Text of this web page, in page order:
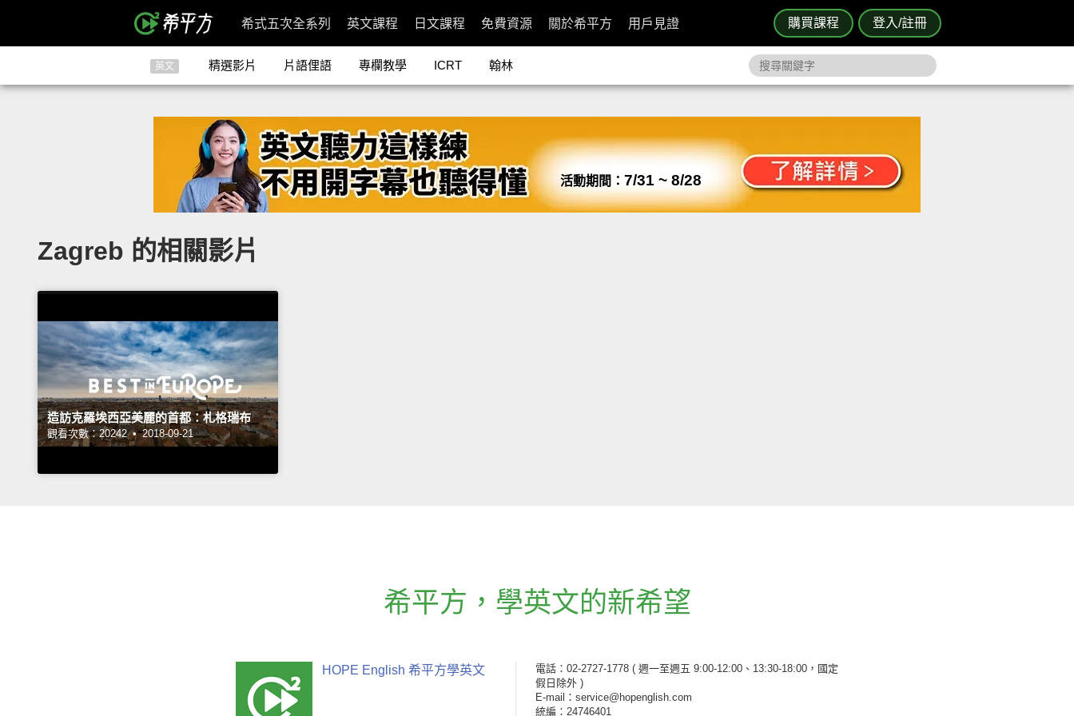
購買課程 登入/註冊
希式五次全系列 英文課程 日文課程 免費資源 關於希平方 用戶見證
英文 精選影片 片語俚語 專欄教學 ICRT 翰林
活動期間： 7/31 ~ 8/28
Zagreb 的相關影片
造訪克羅埃西亞美麗的首都：札格瑞布
觀看次數：20242 • 2018-09-21
希平方 ， 學英文的新希望
HOPE English 希平方學英文 電話：02-2727-1778 ( 週一至週五 9:00-12:00、13:30-18:00，國定
假日除外 )
E-mail：service@hopenglish.com
統編：24746401